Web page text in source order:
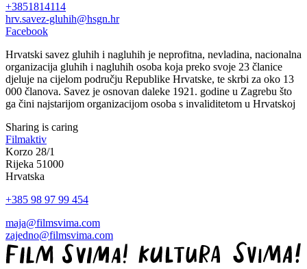
+3851814114
hrv.savez-gluhih@hsgn.hr
Facebook
Hrvatski savez gluhih i nagluhih je neprofitna, nevladina, nacionalna
organizacija gluhih i nagluhih osoba koja preko svoje 23 članice
djeluje na cijelom području Republike Hrvatske, te skrbi za oko 13
000 članova. Savez je osnovan daleke 1921. godine u Zagrebu što
ga čini najstarijom organizacijom osoba s invaliditetom u Hrvatskoj
Sharing is caring
Filmaktiv
Korzo 28/1
Rijeka 51000
Hrvatska
+385 98 97 99 454
maja@filmsvima.com
zajedno@filmsvima.com